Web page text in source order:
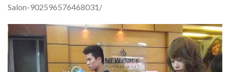
Salon-902596576468031/